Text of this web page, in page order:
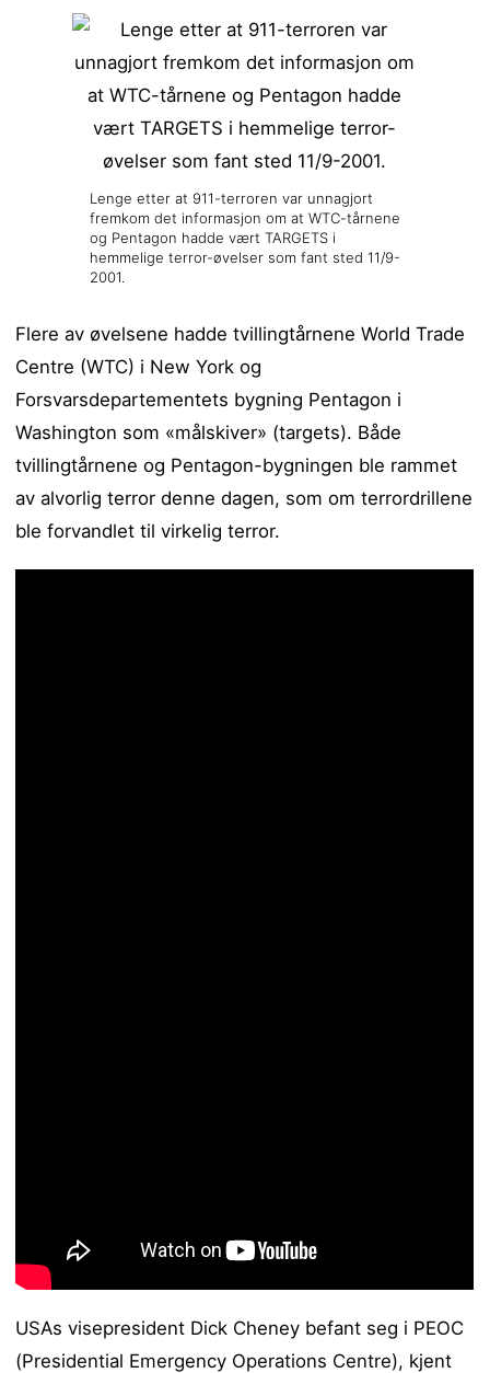
Lenge etter at 911-terroren var unnagjort
fremkom det informasjon om at WTC-tårnene
og Pentagon hadde vært TARGETS i
hemmelige terror-øvelser som fant sted 11/9-
2001.
Flere av øvelsene hadde tvillingtårnene World Trade
Centre (WTC) i New York og
Forsvarsdepartementets bygning Pentagon i
Washington som «målskiver» (targets). Både
tvillingtårnene og Pentagon-bygningen ble rammet
av alvorlig terror denne dagen, som om terrordrillene
ble forvandlet til virkelig terror.
USAs visepresident Dick Cheney befant seg i PEOC
(Presidential Emergency Operations Centre), kjent